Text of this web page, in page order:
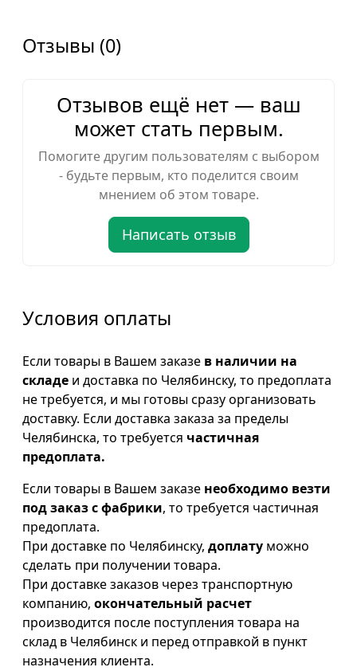
Отзывы (0)
Отзывов ещё нет — ваш
может стать первым.
Помогите другим пользователям с выбором
- будьте первым, кто поделится своим
мнением об этом товаре.
Написать отзыв
Условия оплаты
Если товары в Вашем заказе в наличии на
складе и доставка по Челябинску, то предоплата
не требуется, и мы готовы сразу организовать
доставку. Если доставка заказа за пределы
Челябинска, то требуется частичная
предоплата.
Если товары в Вашем заказе необходимо везти
под заказ с фабрики, то требуется частичная
предоплата.
При доставке по Челябинску, доплату можно
сделать при получении товара.
При доставке заказов через транспортную
компанию, окончательный расчет
производится после поступления товара на
склад в Челябинск и перед отправкой в пункт
назначения клиента.